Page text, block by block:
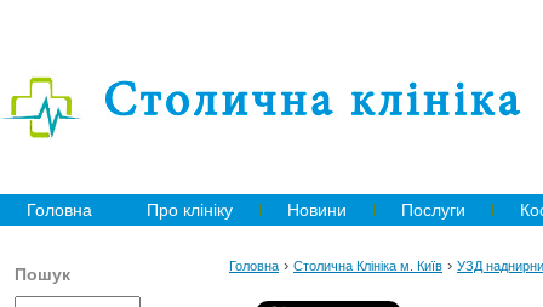
Головна Про клініку Новини Послуги
Пошук Головна › Столична Клініка м. Київ › УЗД